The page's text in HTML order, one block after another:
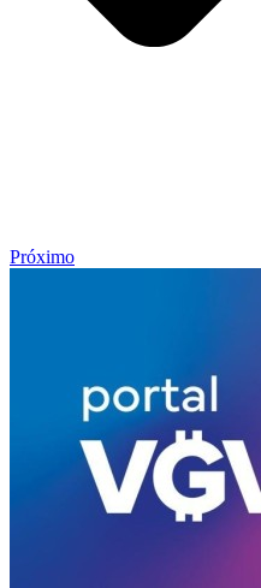
Próximo